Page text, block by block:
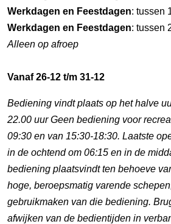
Werkdagen en Feestdagen: tussen
Werkdagen en Feestdagen: tussen
Alleen op afroep
Vanaf 26-12 t/m 31-12
Bediening vindt plaats op het halve
22.00 uur Geen bediening voor
09:30 en van 15:30-18:30. Laatste
in de ochtend om 06:15 en in de
bediening plaatsvindt ten behoeve
hoge, beroepsmatig varende
gebruikmaken van die bediening.
afwijken van de bedientijden in